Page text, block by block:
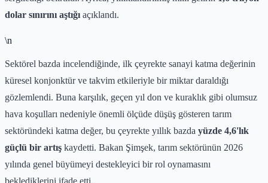
dolar sınırını aştığı açıklandı.
\n
Sektörel bazda incelendiğinde, ilk çeyrekte sanayi katma değerinin
küresel konjonktür ve takvim etkileriyle bir miktar daraldığı
gözlemlendi. Buna karşılık, geçen yıl don ve kuraklık gibi olumsuz
hava koşulları nedeniyle önemli ölçüde düşüş gösteren tarım
sektöründeki katma değer, bu çeyrekte yıllık bazda yüzde 4,6'lık
güçlü bir artış kaydetti. Bakan Şimşek, tarım sektörünün 2026
yılında genel büyümeyi destekleyici bir rol oynamasını
beklediklerini ifade etti.